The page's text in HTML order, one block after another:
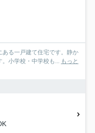
る一戸建て住宅です。静か
小学校・中学校も... もっと